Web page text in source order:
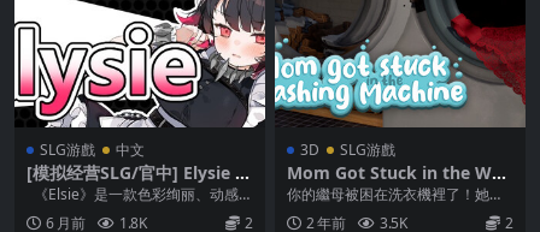
SLG游戲 中文
[模拟经营SLG/官中] Elysie (2
025.12.27)
《Elsie》是一款色彩绚丽、动感十
足、类似 Rogue 的动作平台游戏，
6 月前 1.8K 2
3D SLG游戲
Mom Got Stuck in the Was
hing Machine V1.8
你的繼母被困在洗衣機裡了！她需
要你的”幫助”！在房子周圍收集散落
2 年前 3.5K 2